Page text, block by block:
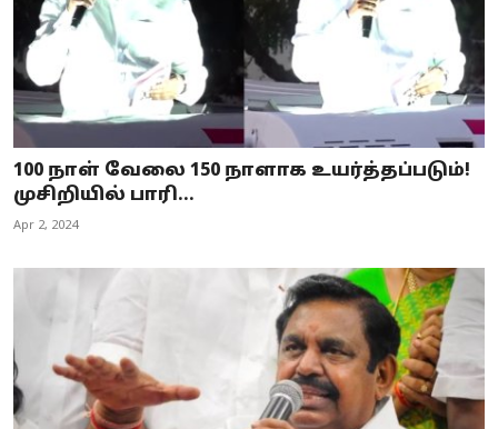
100 நாள் வேலை 150 நாளாக உயர்த்தப்படும்!
முசிறியில் பாரி...
Apr 2, 2024